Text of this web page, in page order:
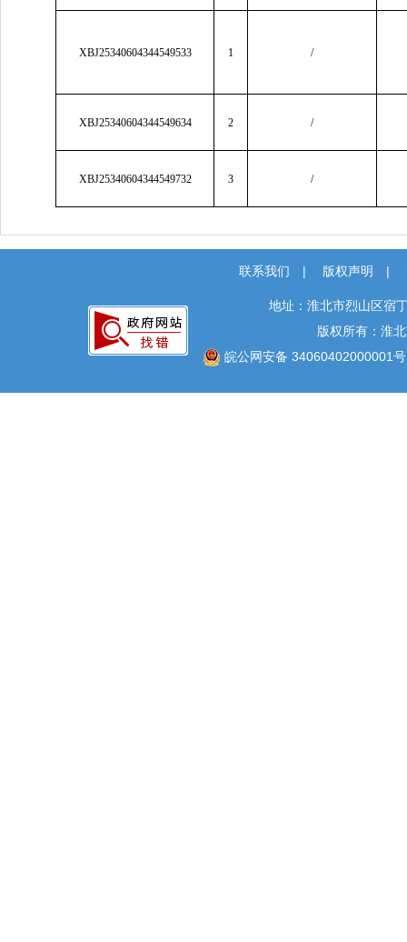
XBJ25340604344549533 1 /
XBJ25340604344549634 2 /
XBJ25340604344549732 3 /
联系我们 | 版权声明 |
地址：淮北市烈山区宿
版权所有：淮
皖公网安备 34060402000001号